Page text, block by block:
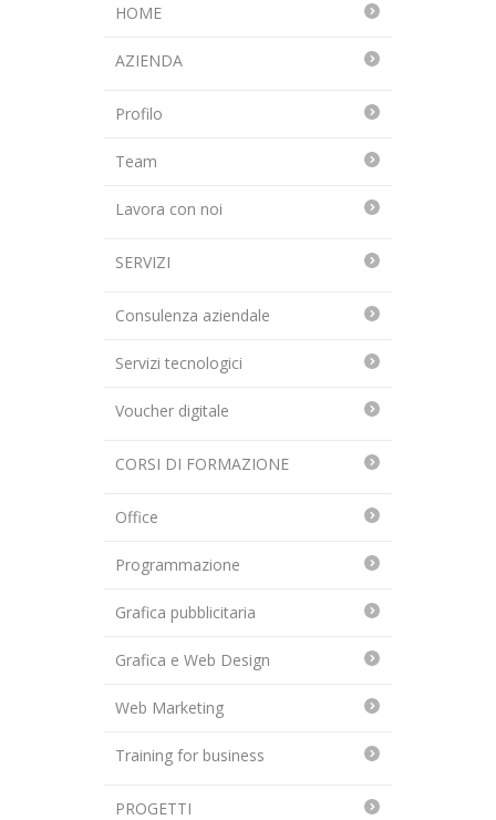
HOME
AZIENDA
Profilo
Team
Lavora con noi
SERVIZI
Consulenza aziendale
Servizi tecnologici
Voucher digitale
CORSI DI FORMAZIONE
Office
Programmazione
Grafica pubblicitaria
Grafica e Web Design
Web Marketing
Training for business
PROGETTI